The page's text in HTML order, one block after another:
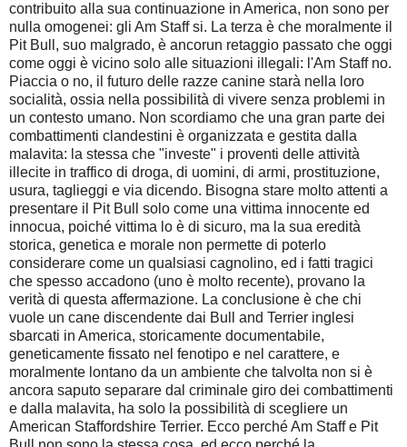
contribuito alla sua continuazione in America, non sono per
nulla omogenei: gli Am Staff si. La terza è che moralmente il
Pit Bull, suo malgrado, è ancorun retaggio passato che oggi
come oggi è vicino solo alle situazioni illegali: l'Am Staff no.
Piaccia o no, il futuro delle razze canine starà nella loro
socialità, ossia nella possibilità di vivere senza problemi in
un contesto umano. Non scordiamo che una gran parte dei
combattimenti clandestini è organizzata e gestita dalla
malavita: la stessa che "investe" i proventi delle attività
illecite in traffico di droga, di uomini, di armi, prostituzione,
usura, taglieggi e via dicendo. Bisogna stare molto attenti a
presentare il Pit Bull solo come una vittima innocente ed
innocua, poiché vittima lo è di sicuro, ma la sua eredità
storica, genetica e morale non permette di poterlo
considerare come un qualsiasi cagnolino, ed i fatti tragici
che spesso accadono (uno è molto recente), provano la
verità di questa affermazione. La conclusione è che chi
vuole un cane discendente dai Bull and Terrier inglesi
sbarcati in America, storicamente documentabile,
geneticamente fissato nel fenotipo e nel carattere, e
moralmente lontano da un ambiente che talvolta non si è
ancora saputo separare dal criminale giro dei combattimenti
e dalla malavita, ha solo la possibilità di scegliere un
American Staffordshire Terrier. Ecco perché Am Staff e Pit